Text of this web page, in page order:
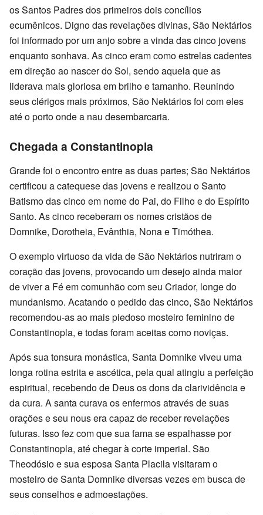
os Santos Padres dos primeiros dois concílios
ecumênicos. Digno das revelações divinas, São Nektários
foi informado por um anjo sobre a vinda das cinco jovens
enquanto sonhava. As cinco eram como estrelas cadentes
em direção ao nascer do Sol, sendo aquela que as
liderava mais gloriosa em brilho e tamanho. Reunindo
seus clérigos mais próximos, São Nektários foi com eles
até o porto onde a nau desembarcaria.
Chegada a Constantinopla
Grande foi o encontro entre as duas partes; São Nektários
certificou a catequese das jovens e realizou o Santo
Batismo das cinco em nome do Pai, do Filho e do Espírito
Santo. As cinco receberam os nomes cristãos de
Domnike, Dorotheia, Evânthia, Nona e Timóthea.
O exemplo virtuoso da vida de São Nektários nutriram o
coração das jovens, provocando um desejo ainda maior
de viver a Fé em comunhão com seu Criador, longe do
mundanismo. Acatando o pedido das cinco, São Nektários
recomendou-as ao mais piedoso mosteiro feminino de
Constantinopla, e todas foram aceitas como noviças.
Após sua tonsura monástica, Santa Domnike viveu uma
longa rotina estrita e ascética, pela qual atingiu a perfeição
espiritual, recebendo de Deus os dons da clarividência e
da cura. A santa curava os enfermos através de suas
orações e seu nous era capaz de receber revelações
futuras. Isso fez com que sua fama se espalhasse por
Constantinopla, até chegar à corte imperial. São
Theodósio e sua esposa Santa Placila visitaram o
mosteiro de Santa Domnike diversas vezes em busca de
seus conselhos e admoestações.